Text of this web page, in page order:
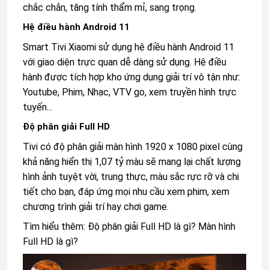
chắc chắn, tăng tính thẩm mỉ, sang trọng.
Hệ điều hành Android 11
Smart Tivi Xiaomi sử dụng hệ điều hành Android 11
với giao diện trực quan dễ dàng sử dụng. Hệ điều
hành được tích hợp kho ứng dụng giải trí vô tận như:
Youtube, Phim, Nhạc, VTV go, xem truyền hình trực
tuyến...
Độ phân giải Full HD
Tivi có độ phân giải màn hình 1920 x 1080 pixel cùng
khả năng hiển thị 1,07 tỷ màu sẽ mang lại chất lượng
hình ảnh tuyệt vời, trung thực, màu sắc rực rỡ và chi
tiết cho bạn, đáp ứng mọi nhu cầu xem phim, xem
chương trình giải trí hay chơi game.
Tìm hiểu thêm: Độ phân giải Full HD là gì? Màn hình
Full HD là gì?